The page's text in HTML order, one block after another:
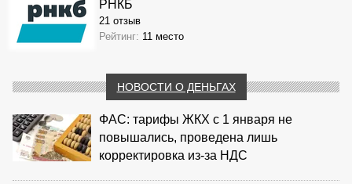
РНКБ
21 отзыв
Рейтинг: 11 место
НОВОСТИ О ДЕНЬГАХ
ФАС: тарифы ЖКХ с 1 января не
повышались, проведена лишь
корректировка из‑за НДС